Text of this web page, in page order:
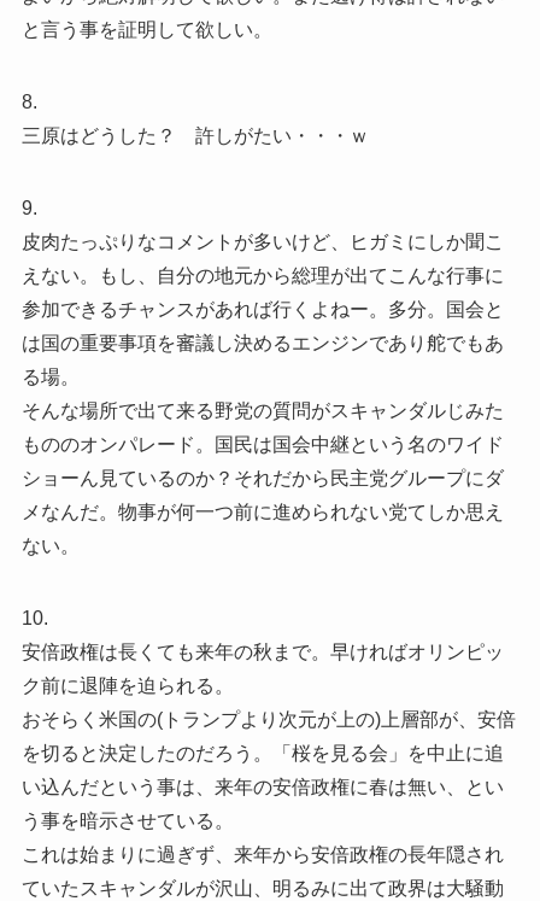
と言う事を証明して欲しい。
8.
三原はどうした？ 許しがたい・・・ｗ
9.
皮肉たっぷりなコメントが多いけど、ヒガミにしか聞こ
えない。もし、自分の地元から総理が出てこんな行事に
参加できるチャンスがあれば行くよねー。多分。国会と
は国の重要事項を審議し決めるエンジンであり舵でもあ
る場。
そんな場所で出て来る野党の質問がスキャンダルじみた
もののオンパレード。国民は国会中継という名のワイド
ショーん見ているのか？それだから民主党グループにダ
メなんだ。物事が何一つ前に進められない党てしか思え
ない。
10.
安倍政権は長くても来年の秋まで。早ければオリンピッ
ク前に退陣を迫られる。
おそらく米国の(トランプより次元が上の)上層部が、安倍
を切ると決定したのだろう。「桜を見る会」を中止に追
い込んだという事は、来年の安倍政権に春は無い、とい
う事を暗示させている。
これは始まりに過ぎず、来年から安倍政権の長年隠され
ていたスキャンダルが沢山、明るみに出て政界は大騒動